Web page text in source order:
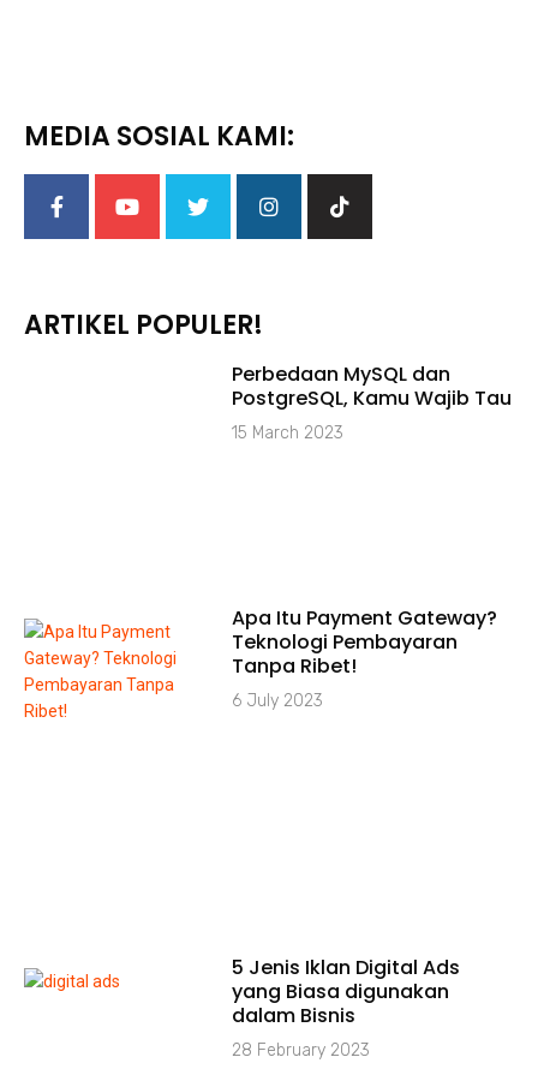
MEDIA SOSIAL KAMI:
ARTIKEL POPULER!
Perbedaan MySQL dan
PostgreSQL, Kamu Wajib Tau
15 March 2023
Apa Itu Payment Gateway?
Teknologi Pembayaran
Tanpa Ribet!
6 July 2023
5 Jenis Iklan Digital Ads
yang Biasa digunakan
dalam Bisnis
28 February 2023